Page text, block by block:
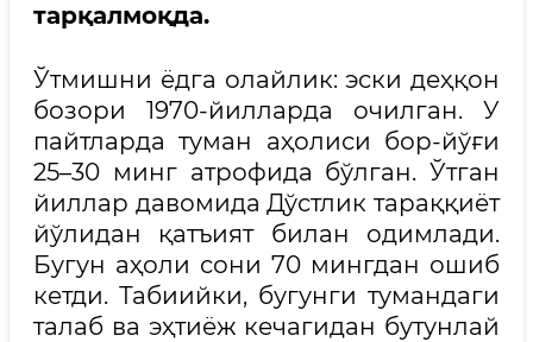
тарқалмоқда.
Ўтмишни ёдга олайлик: эски деҳқон
бозори 1970-йилларда очилган. У
пайтларда туман аҳолиси бор-йўғи
25–30 минг атрофида бўлган. Ўтган
йиллар давомида Дўстлик тараққиёт
йўлидан қатъият билан одимлади.
Бугун аҳоли сони 70 мингдан ошиб
кетди. Табиийки, бугунги тумандаги
талаб ва эҳтиёж кечагидан бутунлай